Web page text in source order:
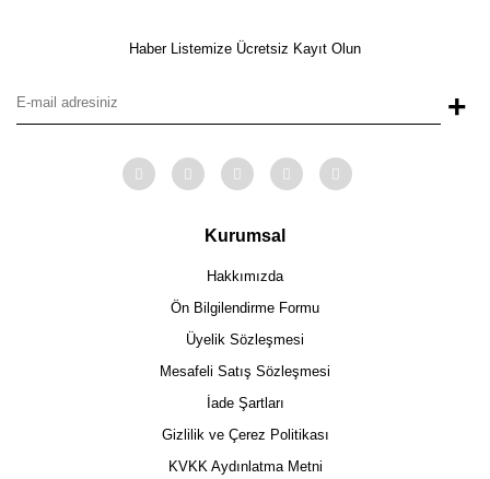
Haber Listemize Ücretsiz Kayıt Olun
+
Kurumsal
Hakkımızda
Ön Bilgilendirme Formu
Üyelik Sözleşmesi
Mesafeli Satış Sözleşmesi
İade Şartları
Gizlilik ve Çerez Politikası
KVKK Aydınlatma Metni